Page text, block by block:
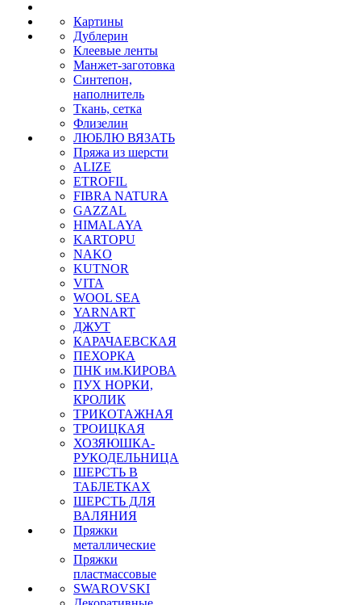
Картины
Дублерин
Клеевые ленты
Манжет-заготовка
Синтепон,
наполнитель
Ткань, сетка
Флизелин
ЛЮБЛЮ ВЯЗАТЬ
Пряжа из шерсти
ALIZE
ETROFIL
FIBRA NATURA
GAZZAL
HIMALAYA
KARTOPU
NAKO
KUTNOR
VITA
WOOL SEA
YARNART
ДЖУТ
КАРАЧАЕВСКАЯ
ПЕХОРКА
ПНК им.КИРОВА
ПУХ НОРКИ,
КРОЛИК
ТРИКОТАЖНАЯ
ТРОИЦКАЯ
ХОЗЯЮШКА-
РУКОДЕЛЬНИЦА
ШЕРСТЬ В
ТАБЛЕТКАХ
ШЕРСТЬ ДЛЯ
ВАЛЯНИЯ
Пряжки
металлические
Пряжки
пластмассовые
SWAROVSKI